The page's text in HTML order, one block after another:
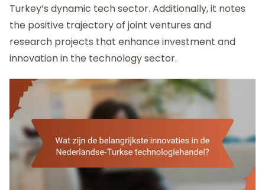
Turkey’s dynamic tech sector. Additionally, it notes
the positive trajectory of joint ventures and
research projects that enhance investment and
innovation in the technology sector.